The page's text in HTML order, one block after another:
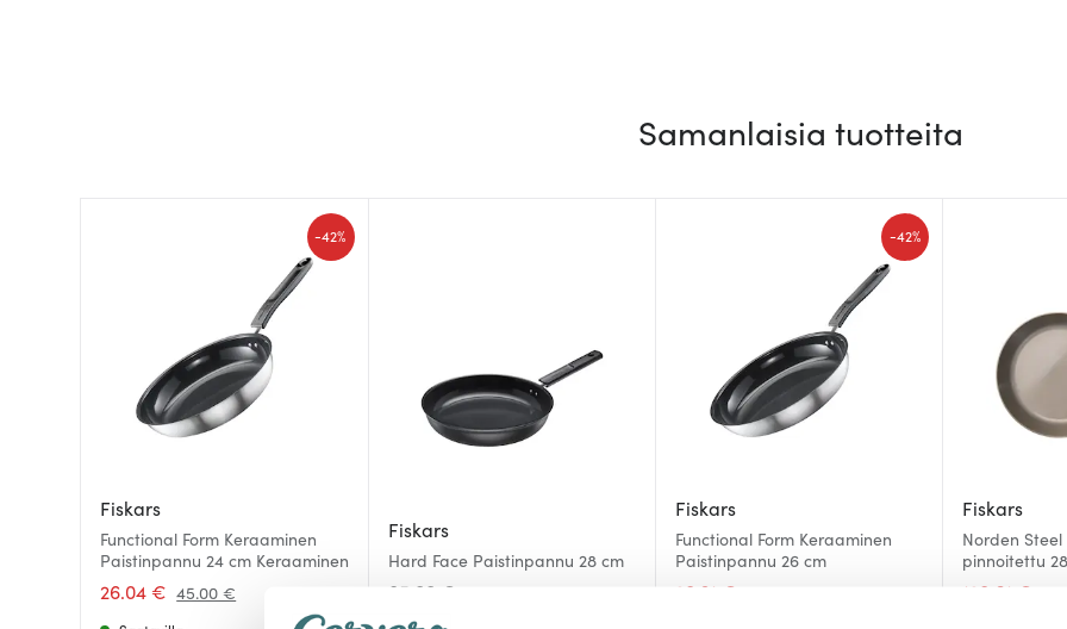
Samanlaisia tuotteita
Fiskars
Functional Form Keraaminen
Paistinpannu 24 cm Keraaminen
26.04 € 45.00 €
-42%
Fiskars
Hard Face Paistinpannu 28 cm
85.00 €
Fiskars
Functional Form Keraaminen
Paistinpannu 26 cm
28.31 €
-42%
Fiskars
Norden
pinnoitettu
128.61 €